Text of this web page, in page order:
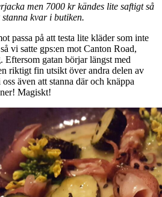
men 7000 kr kändes lite saftigt så
stanna kvar i butiken.
passa på att testa lite kläder som inte
vi satte gps:en mot Canton Road,
gatan börjar längst med
riktigt fin utsikt över andra delen av
även att stanna där och knäppa
Magiskt!